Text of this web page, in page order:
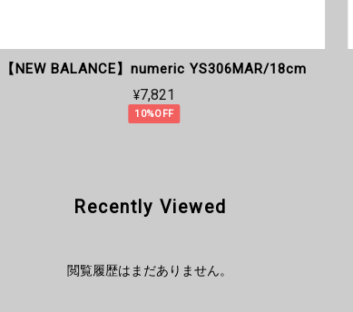
【NEW BALANCE】numeric YS306MAR/18cm
¥7,821
10%OFF
Recently Viewed
閲覧履歴はまだありません。